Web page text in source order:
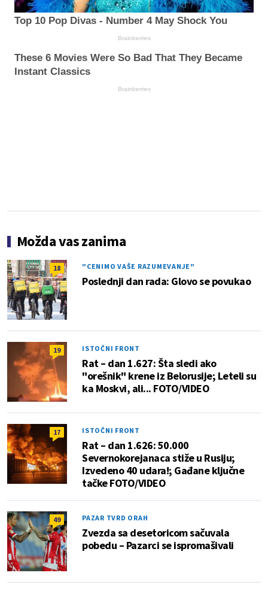
Top 10 Pop Divas - Number 4 May Shock You
Brainberries
These 6 Movies Were So Bad That They Became
Instant Classics
Brainberries
Možda vas zanima
18 "CENIMO VAŠE RAZUMEVANJE"
Poslednji dan rada: Glovo se povukao
19 ISTOČNI FRONT
Rat – dan 1.627: Šta sledi ako
"orešnik" krene iz Belorusije; Leteli su
ka Moskvi, ali... FOTO/VIDEO
17 ISTOČNI FRONT
Rat – dan 1.626: 50.000
Severnokorejanaca stiže u Rusiju;
Izvedeno 40 udara!; Gađane ključne
tačke FOTO/VIDEO
49 PAZAR TVRD ORAH
Zvezda sa desetoricom sačuvala
pobedu – Pazarci se ispromašivali